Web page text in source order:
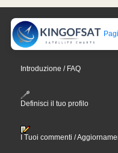
Introduzione / FAQ
Definisci il tuo profilo
I Tuoi commenti /